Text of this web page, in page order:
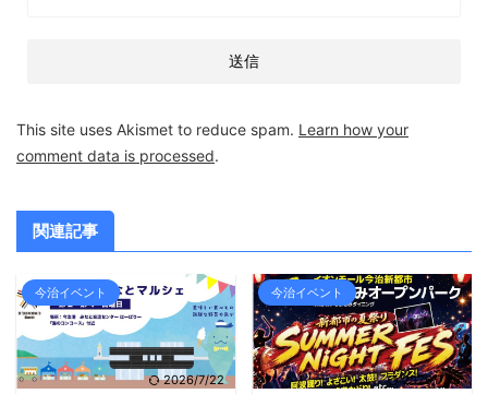
This site uses Akismet to reduce spam. Learn how your
comment data is processed.
関連記事
今治イベント
2026/7/22
今治イベント
2026/7/16